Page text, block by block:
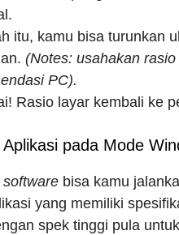
itu, kamu bisa turunkan
(Notes: usahakan
PC).
Rasio layar kembali ke
pada Mode
softwarebisa kamu
yang memiliki
spek tinggi pula